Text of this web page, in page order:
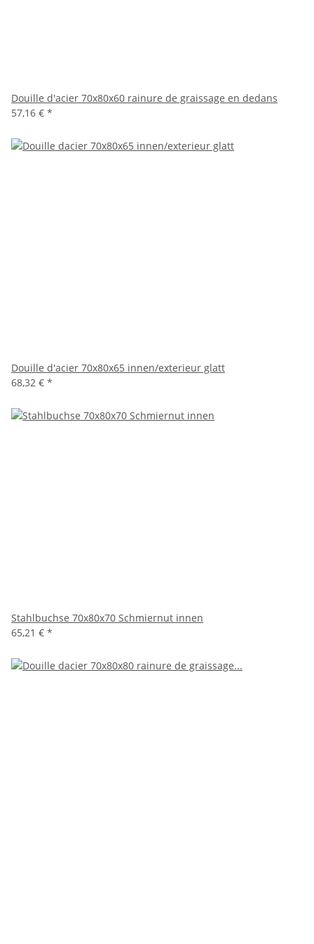
Douille d'acier 70x80x60 rainure de graissage en dedans
57,16 € *
Douille d'acier 70x80x65 innen/exterieur glatt
68,32 € *
Stahlbuchse 70x80x70 Schmiernut innen
65,21 € *